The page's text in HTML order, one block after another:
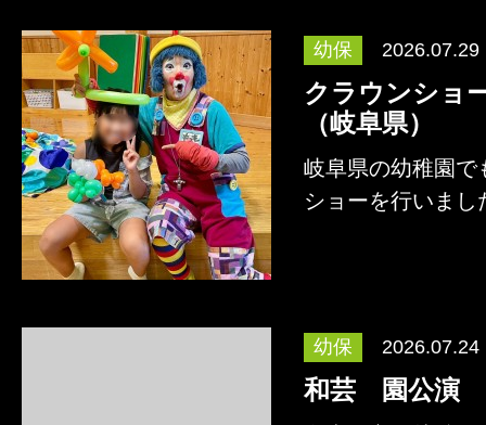
幼保 2026.07.29
クラウンシ
（岐阜県）
岐阜県の幼稚園で
ショーを行いま
幼保 2026.07.24
和芸 園公演